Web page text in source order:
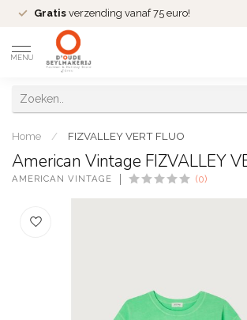
Gratis verzending vanaf 75 euro!
MENU
Home / FIZVALLEY VERT FLUO
American Vintage FIZVALLEY
AMERICAN VINTAGE (0)